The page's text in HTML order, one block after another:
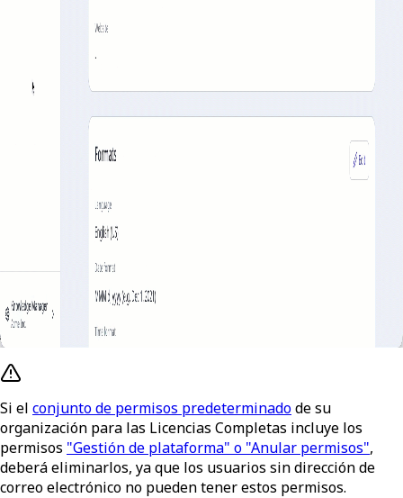
Si el conjunto de permisos predeterminadode su
organización para las Licencias Completas incluye los
permisos "Gestión de plataforma" o "Anular permisos",
deberá eliminarlos, ya que los usuarios sin dirección de
correo electrónico no pueden tener estos permisos.